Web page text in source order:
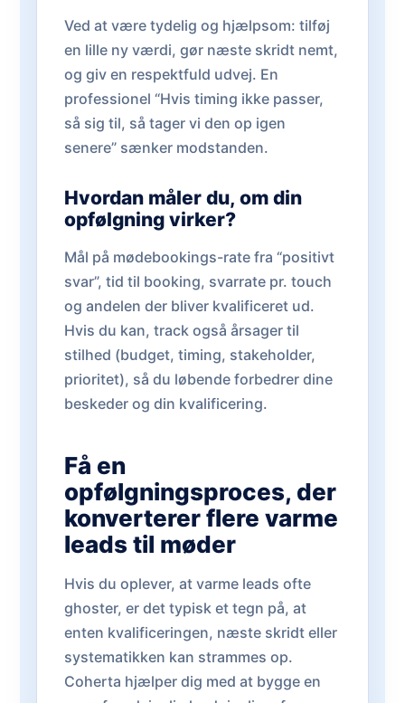
Ved at være tydelig og hjælpsom: tilføj
en lille ny værdi, gør næste skridt nemt,
og giv en respektfuld udvej. En
professionel “Hvis timing ikke passer,
så sig til, så tager vi den op igen
senere” sænker modstanden.
Hvordan måler du, om din
opfølgning virker?
Mål på mødebookings-rate fra “positivt
svar”, tid til booking, svarrate pr. touch
og andelen der bliver kvalificeret ud.
Hvis du kan, track også årsager til
stilhed (budget, timing, stakeholder,
prioritet), så du løbende forbedrer dine
beskeder og din kvalificering.
Få en
opfølgningsproces, der
konverterer flere varme
leads til møder
Hvis du oplever, at varme leads ofte
ghoster, er det typisk et tegn på, at
enten kvalificeringen, næste skridt eller
systematikken kan strammes op.
Coherta hjælper dig med at bygge en